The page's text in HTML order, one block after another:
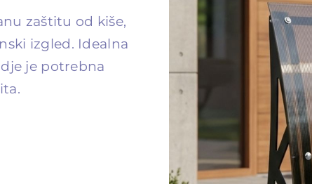
zaštitu od kiše,
izgled. Idealna
je potrebna